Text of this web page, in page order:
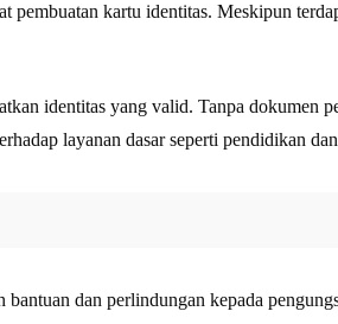
kartu identitas. Meskipun
identitas yang valid. Tanpa dokumen
layanan dasar seperti pendidikan
dan perlindungan kepada